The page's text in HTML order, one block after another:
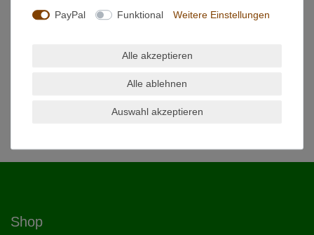
Broil King Zedernholzplanke
Shop
PayPal Funktional Weitere Einstellungen
Alle akzeptieren
Alle ablehnen
Auswahl akzeptieren